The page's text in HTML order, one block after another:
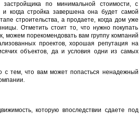
по минимальной стоимости, с
и когда стройка завершена она будет самой
строительства, а продаете, когда дом уже
Отметить стоит то, что нужно покупать
можем порекомендовать вам группу компаний
проектов, хорошая репутация на
объектов, да и условия одни из самых
с тем, что вам может попасться ненадежный
которую впоследствии сдаете под